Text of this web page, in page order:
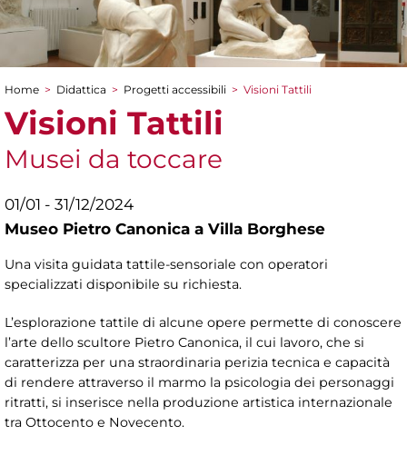
Tu sei qui
Home > Didattica > Progetti accessibili > Visioni Tattili
Visioni Tattili
Musei da toccare
01/01 - 31/12/2024
Museo Pietro Canonica a Villa Borghese
Una visita guidata tattile-sensoriale con operatori
specializzati disponibile su richiesta.
L’esplorazione tattile di alcune opere permette di conoscere
l’arte dello scultore Pietro Canonica, il cui lavoro, che si
caratterizza per una straordinaria perizia tecnica e capacità
di rendere attraverso il marmo la psicologia dei personaggi
ritratti, si inserisce nella produzione artistica internazionale
tra Ottocento e Novecento.